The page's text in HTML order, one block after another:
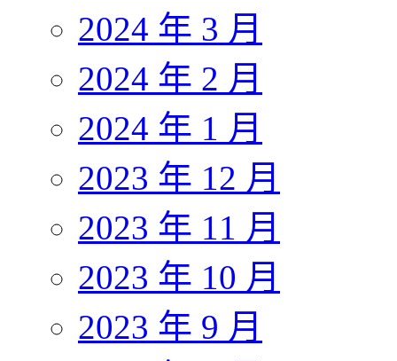
2024 年 3 月
2024 年 2 月
2024 年 1 月
2023 年 12 月
2023 年 11 月
2023 年 10 月
2023 年 9 月